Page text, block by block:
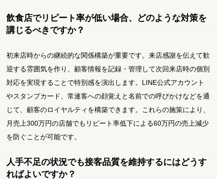
飲食店でリピート率が低い場合、どのような対策を
講じるべきですか？
初来店時からの継続的な関係構築が重要です。来店感謝を伝えて歓
迎する雰囲気を作り、顧客情報を記録・管理して次回来店時の個別
対応を実現することで特別感を演出します。LINE公式アカウント
やスタンプカード、常連客への顔覚えと名前での呼びかけなどを通
じて、顧客のロイヤルティを構築できます。これらの施策により、
月売上300万円の店舗でもリピート率低下による60万円の売上減少
を防ぐことが可能です。
人手不足の状況でも接客品質を維持するにはどうす
ればよいですか？